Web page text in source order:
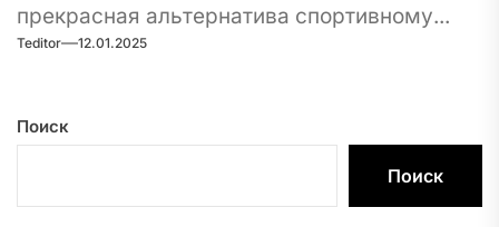
прекрасная альтернатива спортивному...
Teditor 12.01.2025
Поиск
Поиск